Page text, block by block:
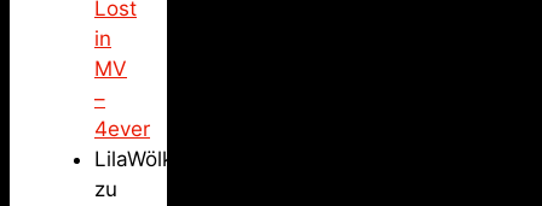
Lost
in
MV
–
4ever
LilaWölkchen
zu